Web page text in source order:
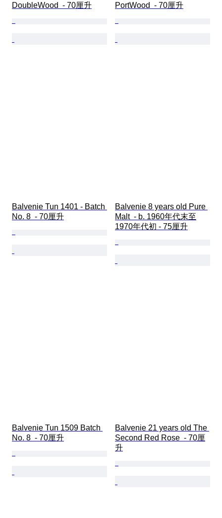
DoubleWood  - 70厘升 PortWood  - 70厘升
Balvenie Tun 1401 - Batch
No. 8  - 70厘升
Balvenie 8 years old Pure
Malt  - b. 1960年代末至
1970年代初 - 75厘升
Balvenie Tun 1509 Batch
No. 8  - 70厘升
Balvenie 21 years old The
Second Red Rose  - 70厘
升